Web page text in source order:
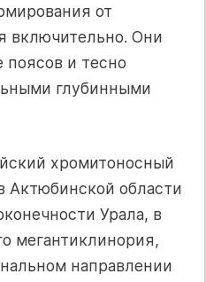
от
включительно. Они
поясов и тесно
глубинными
хромитоносный
Актюбинской области
Урала, в
мегантиклинория,
направлении